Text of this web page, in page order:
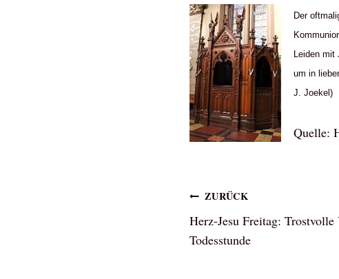
Der
Leiden mit
um in
J. Joekel)
Quelle:
ZURÜCK
Herz-Jesu Freitag:
Todesstunde